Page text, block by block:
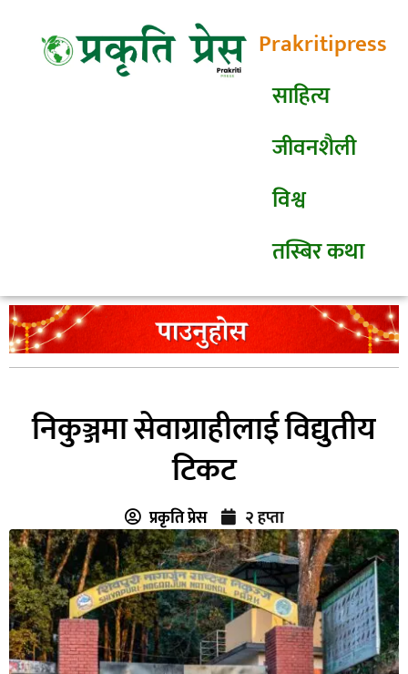
Prakritipress
साहित्य
जीवनशैली
विश्व
तस्बिर कथा
निकुञ्जमा सेवाग्राहीलाई विद्युतीय
टिकट
प्रकृति प्रेस २ हप्ता